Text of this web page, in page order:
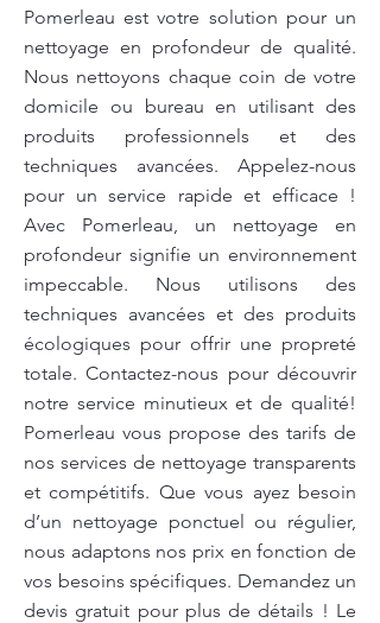
Pomerleau est votre solution pour un
nettoyage en profondeur de qualité.
Nous nettoyons chaque coin de votre
domicile ou bureau en utilisant des
produits professionnels et des
techniques avancées. Appelez-nous
pour un service rapide et efficace !
Avec Pomerleau, un nettoyage en
profondeur signifie un environnement
impeccable. Nous utilisons des
techniques avancées et des produits
écologiques pour offrir une propreté
totale. Contactez-nous pour découvrir
notre service minutieux et de qualité!
Pomerleau vous propose des tarifs de
nos services de nettoyage transparents
et compétitifs. Que vous ayez besoin
d’un nettoyage ponctuel ou régulier,
nous adaptons nos prix en fonction de
vos besoins spécifiques. Demandez un
devis gratuit pour plus de détails ! Le